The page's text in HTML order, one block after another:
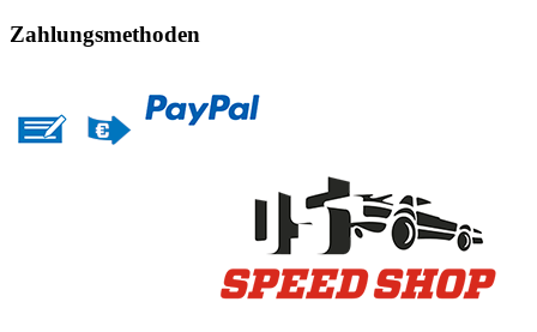
Zahlungsmethoden